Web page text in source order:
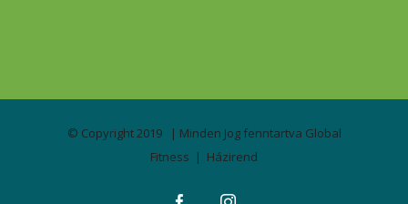
© Copyright 2019 | Minden Jog fenntartva Global
Fitness | Házirend
FacebookInstagram